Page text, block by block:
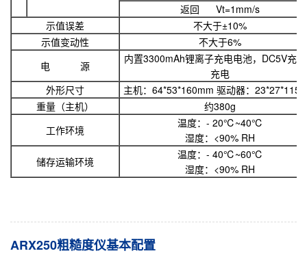
返回 Vt=1mm/s
示值误差
不大于±10%
示值变动性
不大于6%
电 源
内置3300mAh锂离子充电电池，DC5V充
充电
外形尺寸
主机：64*53*160mm 驱动器：
重量（主机）
约380g
工作环境
温度：- 20℃~40℃
湿度：<90% RH
储存运输环境
温度：- 40℃~60℃
湿度：<90% RH
ARX250粗糙度仪基本配置